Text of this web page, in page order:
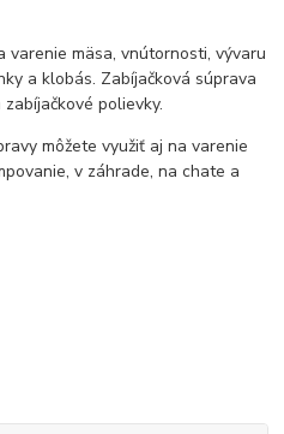
varenie mäsa, vnútornosti, vývaru
a klobás. Zabíjačková súprava
polievky.
môžete využiť aj na varenie
v záhrade, na chate a